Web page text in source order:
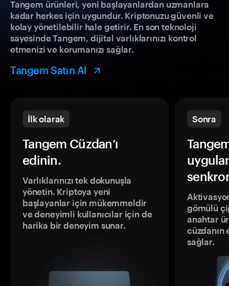
Tangem ürünleri, yeni başlayanlardan uzmanlara
kadar herkes için uygundur. Kriptonuzu güvenli ve
kolay yönetilebilir hale getirir. En son teknoloji
sayesinde Tangem, dijital varlıklarınızı kontrol
etmenizi ve korumanızı sağlar.
Tangem Satın Al
İlk olarak
Tangem Cüzdan’ı
edinin.
Varlıklarınızı tek dokunuşla
yönetin. Kriptoya yeni
başlayanlar için mükemmeldir
ve deneyimli kullanıcılar için de
harika bir deneyim sunar.
Sonra
gömülü
anahtar
sağlar.